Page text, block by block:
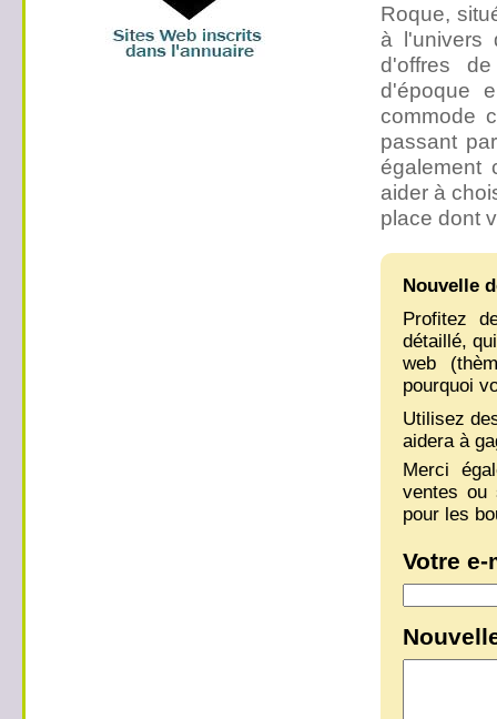
Roque,
à l'univers
d'offres
d'époque
commode
passant
également
aider à
place dont
Nouvelle
Profitez
détaillé,
web
pourquoi
Utilisez
aidera à
Merci
ventes ou
pour les
Votre e-